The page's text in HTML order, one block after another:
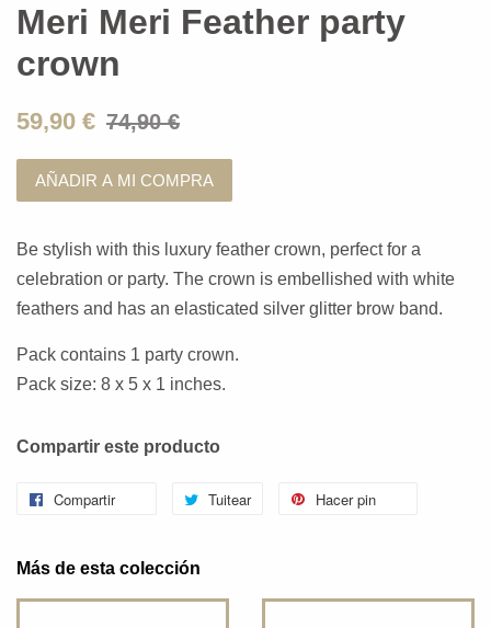
Meri Meri Feather party
crown
59,90 € 74,90 €
AÑADIR A MI COMPRA
Be stylish with this luxury feather crown, perfect for a
celebration or party. The crown is embellished with white
feathers and has an elasticated silver glitter brow band.
Pack contains 1 party crown.
Pack size: 8 x 5 x 1 inches.
Compartir este producto
Compartir Tuitear Hacer pin
Más de esta colección